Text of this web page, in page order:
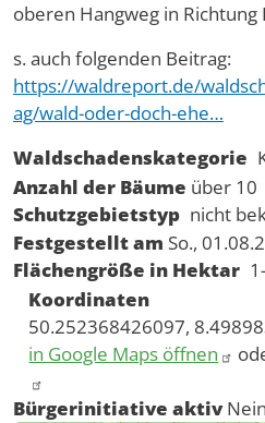
oberen Hangweg in Richtung
s. auch folgenden Beitrag:
https://waldreport.de/
ag/wald-oder-doch-ehe…
Waldschadenskategorie
Anzahl der Bäume über 10
Schutzgebietstyp nicht
Festgestellt am So.,
Flächengröße in Hektar
Koordinaten
50.252368426097,
in Google Maps öffnen
Bürgerinitiative aktiv Nein